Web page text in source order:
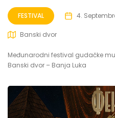
FESTIVAL 4.
Banski dvor
Međunarodni festival gudačke
Banski dvor – Banja Luka